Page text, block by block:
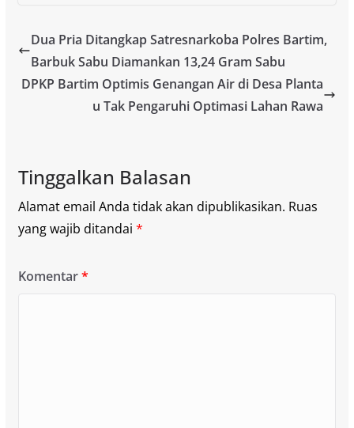
Dua Pria Ditangkap Satresnarkoba Polres Bartim,
Barbuk Sabu Diamankan 13,24 Gram Sabu
DPKP Bartim Optimis Genangan Air di Desa Planta
u Tak Pengaruhi Optimasi Lahan Rawa
Tinggalkan Balasan
Alamat email Anda tidak akan dipublikasikan. Ruas
yang wajib ditandai *
Komentar*